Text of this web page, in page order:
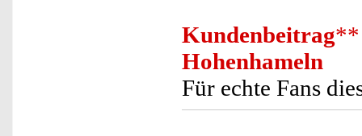
Kundenbeitrag**
Hohenhameln
Für echte Fans